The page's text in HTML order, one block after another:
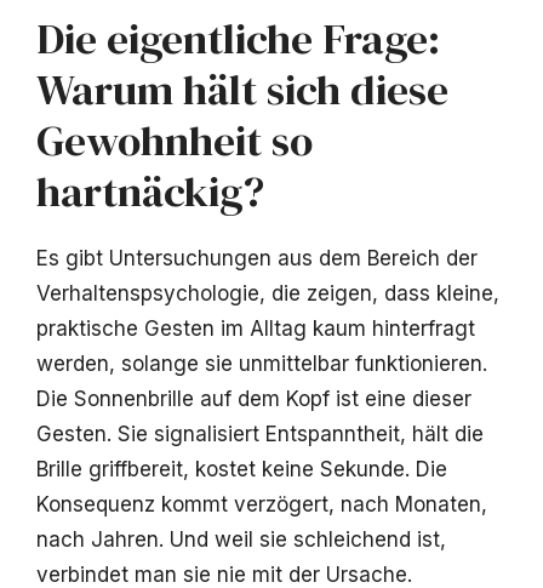
Die eigentliche Frage:
Warum hält sich diese
Gewohnheit so
hartnäckig?
Es gibt Untersuchungen aus dem Bereich der
Verhaltenspsychologie, die zeigen, dass kleine,
praktische Gesten im Alltag kaum hinterfragt
werden, solange sie unmittelbar funktionieren.
Die Sonnenbrille auf dem Kopf ist eine dieser
Gesten. Sie signalisiert Entspanntheit, hält die
Brille griffbereit, kostet keine Sekunde. Die
Konsequenz kommt verzögert, nach Monaten,
nach Jahren. Und weil sie schleichend ist,
verbindet man sie nie mit der Ursache.